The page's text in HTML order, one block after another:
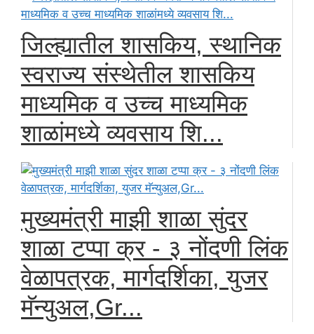
जिल्ह्यातील शासकिय, स्थानिक
स्वराज्य संस्थेतील शासकिय
माध्यमिक व उच्च माध्यमिक
शाळांमध्ये व्यवसाय शि...
मुख्यमंत्री माझी शाळा सुंदर
शाळा टप्पा क्र - ३ नोंदणी लिंक
वेळापत्रक, मार्गदर्शिका, युजर
मॅन्युअल,Gr...